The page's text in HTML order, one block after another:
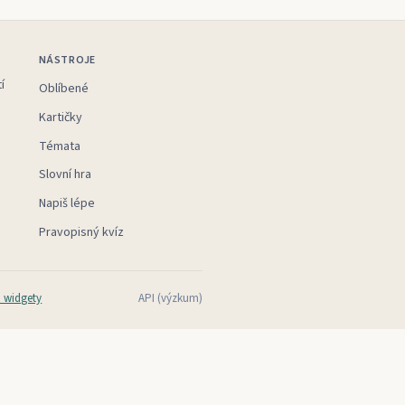
NÁSTROJE
Oblíbené
Kartičky
Témata
Slovní hra
Napiš lépe
Pravopisný kvíz
widgety API (výzkum)